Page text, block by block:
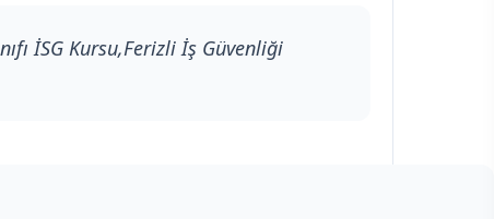
İSG Kursu,Ferizli İş Güvenliği